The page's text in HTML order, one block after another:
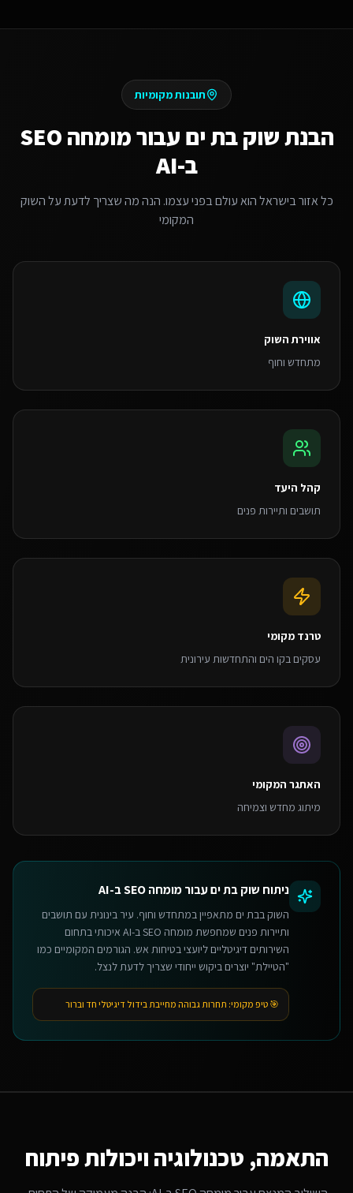
תובנות מקומיות
הבנת שוקבת ים עבור
מומחה SEO
ב-AI
כל אזור בישראל הוא עולם בפני עצמו. הנה מה שצריך לדעת על השוק
המקומי
אווירת השוק
מתחדש וחוף
קהל היעד
תושבים ותיירות פנים
טרנד מקומי
עסקים בקו הים והתחדשות עירונית
האתגר המקומי
מיתוג מחדש וצמיחה
ניתוח שוקבת יםעבורמומחה SEO ב-AI
השוק בבת ים מתאפיין במתחדש וחוף. עיר בינונית עם תושבים
ותיירות פנים שמחפשת מומחה SEO ב-AI איכותי בתחום
השירותים דיגיטליים ליועצי בטיחות אש. הגורמים המקומיים כמו
"הטיילת" יוצרים ביקוש ייחודי שצריך לדעת לנצל.
🎯 טיפ מקומי: תחרות גבוהה מחייבת בידול דיגיטלי חד וברור
התאמה, טכנולוגיה ויכולות פיתוח